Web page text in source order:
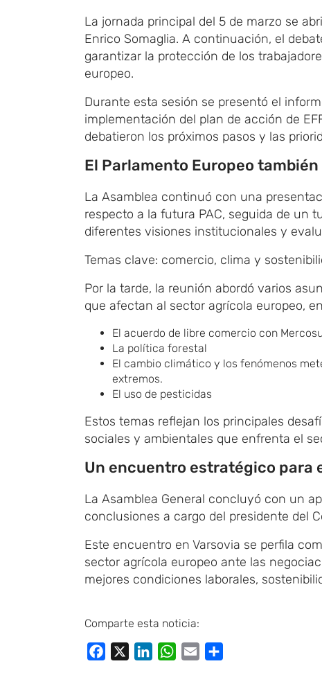
La jornada principal del 5 de marzo se
Enrico Somaglia. A continuación, el
garantizar la protección de los
europeo.
Durante esta sesión se presentó el
implementación del plan de acción de
debatieron los próximos pasos y las
El Parlamento Europeo
La Asamblea continuó con una
respecto a la futura PAC, seguida de un
diferentes visiones institucionales y
Temas clave: comercio, clima y
Por la tarde, la reunión abordó varios
que afectan al sector agrícola europeo,
El acuerdo de libre comercio con
La política forestal
El cambio climático y los fenómenos
extremos.
El uso de pesticidas
Estos temas reflejan los principales
sociales y ambientales que enfrenta el
Un encuentro estratégico para
La Asamblea General concluyó con un
conclusiones a cargo del presidente del
Este encuentro en Varsovia se perfila
sector agrícola europeo ante las
mejores condiciones laborales,
Comparte esta noticia:
Facebook LinkedInWhatsApp
Email